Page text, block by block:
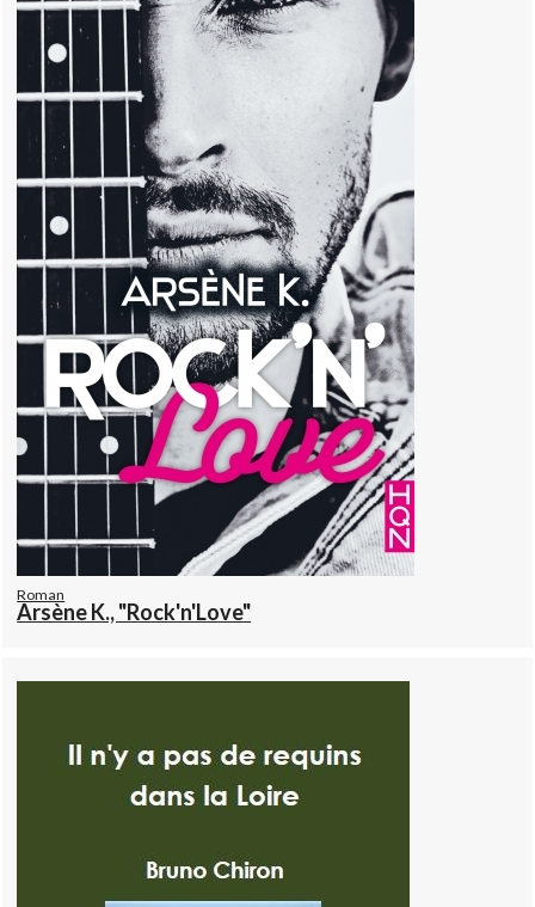
Roman
Arsène K., "Rock'n'Love"